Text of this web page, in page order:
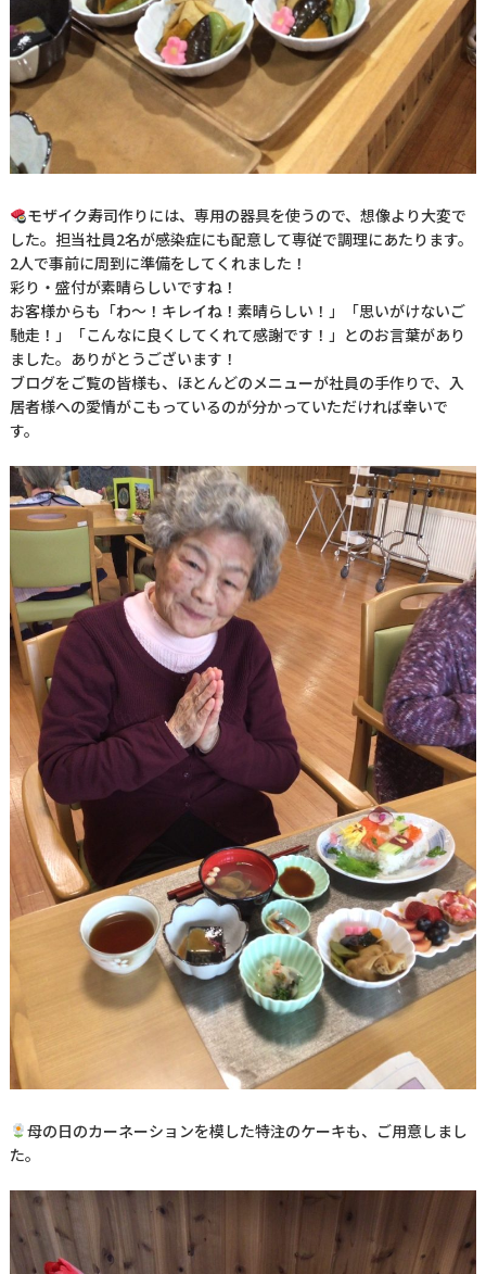
モザイク寿司作りには、専用の器具を使うので、想像より大変で
した。担当社員2名が感染症にも配意して専従で調理にあたります。
2人で事前に周到に準備をしてくれました！
彩り・盛付が素晴らしいですね！
お客様からも「わ～！キレイね！素晴らしい！」「思いがけないご
馳走！」「こんなに良くしてくれて感謝です！」とのお言葉があり
ました。ありがとうございます！
ブログをご覧の皆様も、ほとんどのメニューが社員の手作りで、入
居者様への愛情がこもっているのが分かっていただければ幸いで
す。
母の日のカーネーションを模した特注のケーキも、ご用意しまし
た。